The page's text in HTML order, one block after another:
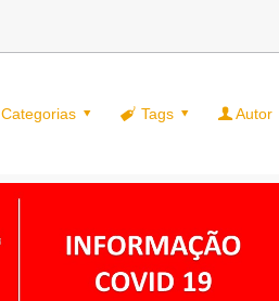
Categorias Tags Autor